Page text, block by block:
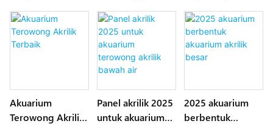
Kilang Kilang
besar
Akuarium
Terowong Akrilik
Panel akrilik 2025
untuk akuarium
2025 akuarium
berbentuk